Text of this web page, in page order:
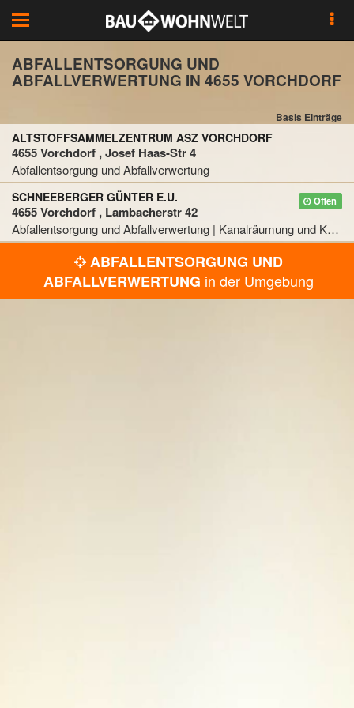
Toggle
navigation
ABFALLENTSORGUNG UND
ABFALLVERWERTUNG IN 4655 VORCHDORF
Basis Einträge
ALTSTOFFSAMMELZENTRUM ASZ VORCHDORF
4655 Vorchdorf , Josef Haas-Str 4
Abfallentsorgung und Abfallverwertung
Offen
SCHNEEBERGER GÜNTER E.U.
4655 Vorchdorf , Lambacherstr 42
Abfallentsorgung und Abfallverwertung | Kanalräumung und Kanalreinigung | Transportunternehmen
ABFALLENTSORGUNG UND
ABFALLVERWERTUNG in der Umgebung